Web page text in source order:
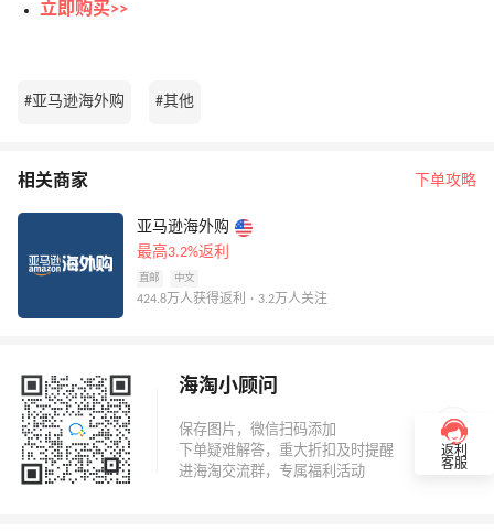
立即购买>>
#亚马逊海外购 #其他
相关商家 下单攻略
亚马逊海外购
最高3.2%返利
直邮 中文
424.8万人获得返利 · 3.2万人关注
海淘小顾问
返利
客服